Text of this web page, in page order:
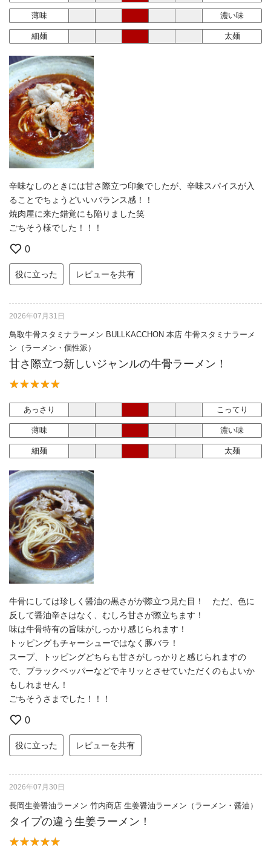
薄味 濃い味
細麺 太麺
辛味なしのときには甘さ際立つ印象でしたが、辛味スパイスが入
ることでちょうどいいバランス感！！
焼肉屋に来た錯覚にも陥りました笑
ごちそう様でした！！！
0
役に立った レビューを共有
2026年07月31日
鳥取牛骨スタミナラーメン BULLKACCHON 本店 牛骨スタミナラーメ
ン（ラーメン・個性派）
甘さ際立つ新しいジャンルの牛骨ラーメン！
あっさり こってり
薄味 濃い味
細麺 太麺
牛骨にしては珍しく醤油の黒さがが際立つ見た目！ ただ、色に
反して醤油辛さはなく、むしろ甘さが際立ちます！
味は牛骨特有の旨味がしっかり感じられます！
トッピングもチャーシューではなく豚バラ！
スープ、トッピングどちらも甘さがしっかりと感じられますの
で、ブラックペッパーなどでキリッとさせていただくのもよいか
もしれません！
ごちそうさまでした！！！
0
役に立った レビューを共有
2026年07月30日
長岡生姜醤油ラーメン 竹内商店 生姜醤油ラーメン（ラーメン・醤油）
タイプの違う生姜ラーメン！